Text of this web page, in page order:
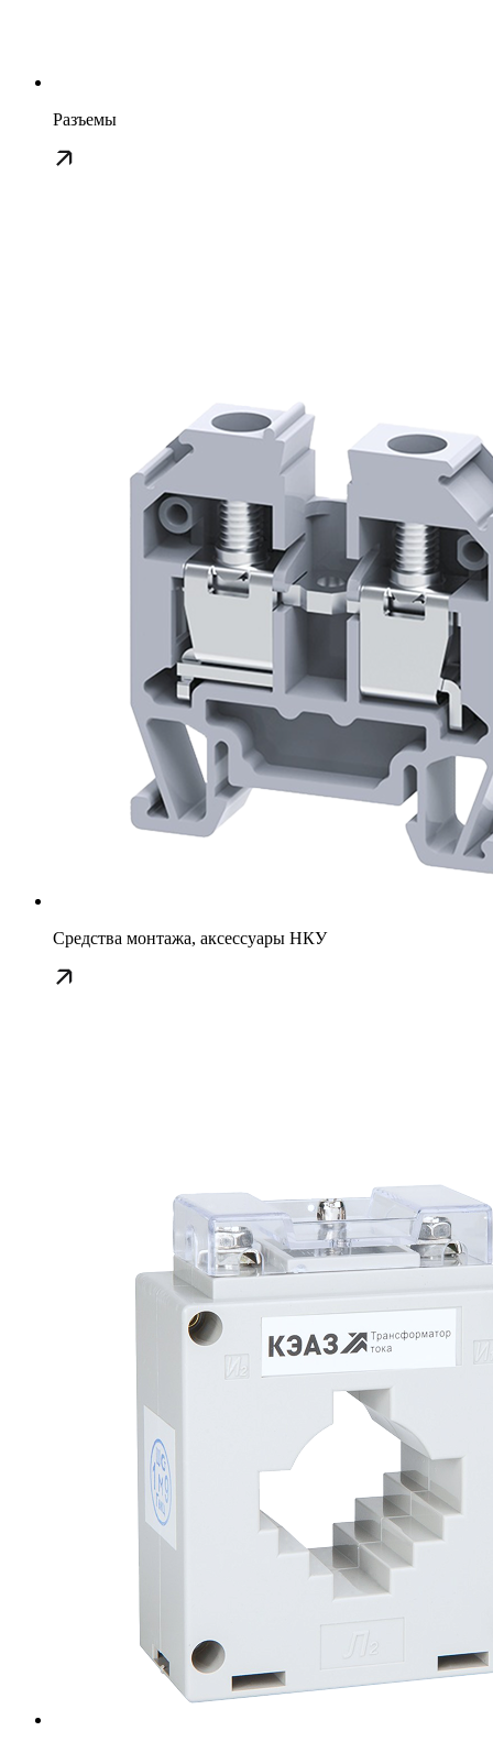
Разъемы
Средства монтажа, аксессуары НКУ